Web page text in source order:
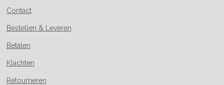
Contact
Bestellen & Leveren
Betalen
Klachten
Retourneren